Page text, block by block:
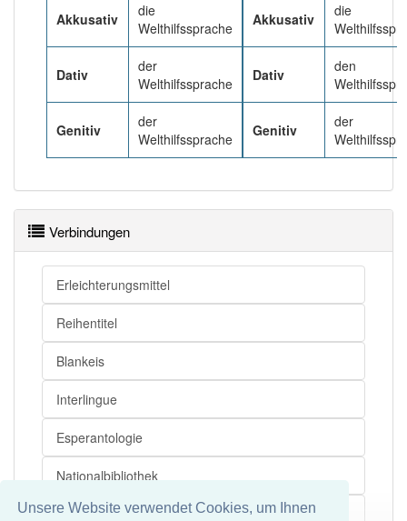
Unsere Website verwendet Cookies, um Ihnen
Akkusativ
die
Welthilfssprache
Dativ
der
Welthilfssprache
Genitiv
der
Welthilfssprache
Akkusativ
die
Dativ
den
Genitiv
der
Verbindungen
Erleichterungsmittel
Reihentitel
Blankeis
Interlingue
Esperantologie
Nationalbibliothek
Plansprache